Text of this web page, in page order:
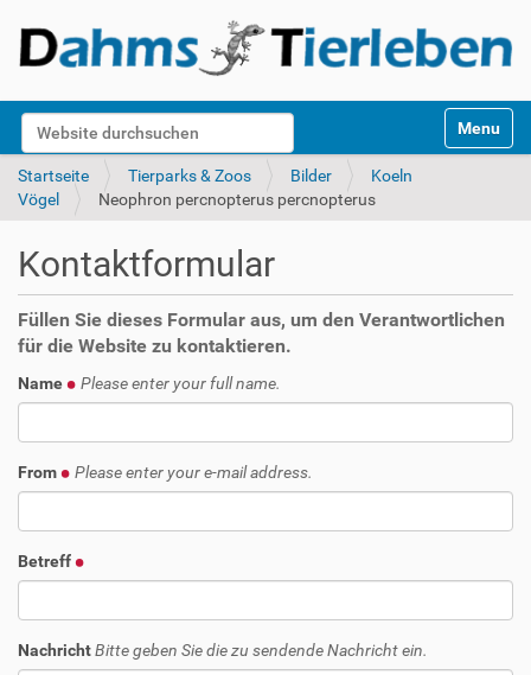
Website durchsuchen
k
Toggle
Startseite Tierparks & Zoos Bilder
Koeln
Vögel
Neophron percnopterus percnopterus
Kontaktformular
Füllen Sie dieses Formular aus, um den Verantwortlichen
für die Website zu kontaktieren.
Name Please enter your full name.
From Please enter your e-mail address.
Betreff
NachrichtBitte geben Sie die zu sendende Nachricht ein.